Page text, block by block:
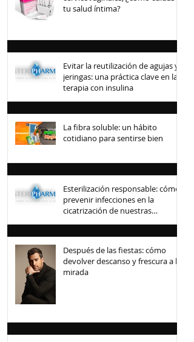
tu salud íntima?
Evitar la reutilización de agujas y
jeringas: una práctica clave en la
terapia con insulina
La fibra soluble: un hábito
cotidiano para sentirse bien
Esterilización responsable: cómo
prevenir infecciones en la
cicatrización de nuestras
mascotas
Después de las fiestas: cómo
devolver descanso y frescura a la
mirada